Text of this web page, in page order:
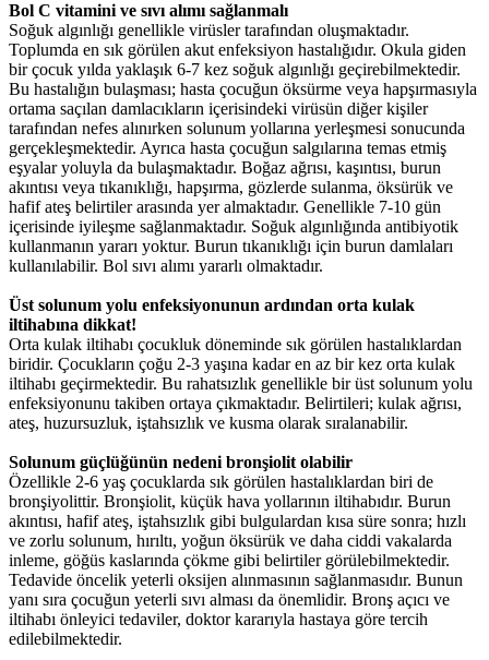
Bol C vitamini ve sıvı alımı sağlanmalı
Soğuk algınlığı genellikle virüsler tarafından oluşmaktadır.
Toplumda en sık görülen akut enfeksiyon hastalığıdır. Okula giden
bir çocuk yılda yaklaşık 6-7 kez soğuk algınlığı geçirebilmektedir.
Bu hastalığın bulaşması; hasta çocuğun öksürme veya hapşırmasıyla
ortama saçılan damlacıkların içerisindeki virüsün diğer kişiler
tarafından nefes alınırken solunum yollarına yerleşmesi sonucunda
gerçekleşmektedir. Ayrıca hasta çocuğun salgılarına temas etmiş
eşyalar yoluyla da bulaşmaktadır. Boğaz ağrısı, kaşıntısı, burun
akıntısı veya tıkanıklığı, hapşırma, gözlerde sulanma, öksürük ve
hafif ateş belirtiler arasında yer almaktadır. Genellikle 7-10 gün
içerisinde iyileşme sağlanmaktadır. Soğuk algınlığında antibiyotik
kullanmanın yararı yoktur. Burun tıkanıklığı için burun damlaları
kullanılabilir. Bol sıvı alımı yararlı olmaktadır.
Üst solunum yolu enfeksiyonunun ardından orta kulak
iltihabına dikkat!
Orta kulak iltihabı çocukluk döneminde sık görülen hastalıklardan
biridir. Çocukların çoğu 2-3 yaşına kadar en az bir kez orta kulak
iltihabı geçirmektedir. Bu rahatsızlık genellikle bir üst solunum yolu
enfeksiyonunu takiben ortaya çıkmaktadır. Belirtileri; kulak ağrısı,
ateş, huzursuzluk, iştahsızlık ve kusma olarak sıralanabilir.
Solunum güçlüğünün nedeni bronşiolit olabilir
Özellikle 2-6 yaş çocuklarda sık görülen hastalıklardan biri de
bronşiyolittir. Bronşiolit, küçük hava yollarının iltihabıdır. Burun
akıntısı, hafif ateş, iştahsızlık gibi bulgulardan kısa süre sonra; hızlı
ve zorlu solunum, hırıltı, yoğun öksürük ve daha ciddi vakalarda
inleme, göğüs kaslarında çökme gibi belirtiler görülebilmektedir.
Tedavide öncelik yeterli oksijen alınmasının sağlanmasıdır. Bunun
yanı sıra çocuğun yeterli sıvı alması da önemlidir. Bronş açıcı ve
iltihabı önleyici tedaviler, doktor kararıyla hastaya göre tercih
edilebilmektedir.